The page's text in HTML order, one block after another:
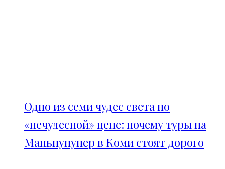
Одно из семи чудес света по
«нечудесной» цене: почему туры на
Маньпупунер в Коми стоят дорого